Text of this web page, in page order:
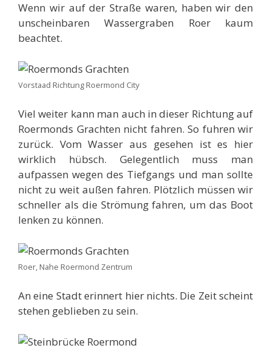
Wenn wir auf der Straße waren, haben wir den
unscheinbaren Wassergraben Roer kaum
beachtet.
Vorstaad Richtung Roermond City
Viel weiter kann man auch in dieser Richtung auf
Roermonds Grachten nicht fahren. So fuhren wir
zurück. Vom Wasser aus gesehen ist es hier
wirklich hübsch. Gelegentlich muss man
aufpassen wegen des Tiefgangs und man sollte
nicht zu weit außen fahren. Plötzlich müssen wir
schneller als die Strömung fahren, um das Boot
lenken zu können.
Roer, Nahe Roermond Zentrum
An eine Stadt erinnert hier nichts. Die Zeit scheint
stehen geblieben zu sein.